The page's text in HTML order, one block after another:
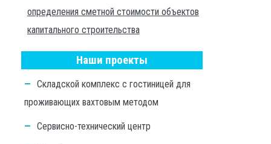
определения сметной стоимости объектов
капитального строительства
Наши проекты
Складской комплекс с гостиницей для
проживающих вахтовым методом
Сервисно-технический центр